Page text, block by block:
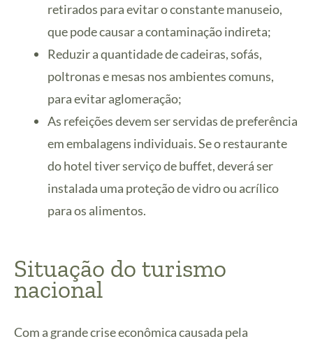
retirados para evitar o constante manuseio,
que pode causar a contaminação indireta;
Reduzir a quantidade de cadeiras, sofás,
poltronas e mesas nos ambientes comuns,
para evitar aglomeração;
As refeições devem ser servidas de preferência
em embalagens individuais. Se o restaurante
do hotel tiver serviço de buffet, deverá ser
instalada uma proteção de vidro ou acrílico
para os alimentos.
Situação do turismo
nacional
Com a grande crise econômica causada pela